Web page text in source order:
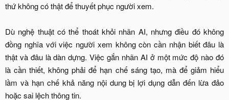
thứ không có thật để thuyết phục người xem.
Dù nghệ thuật có thể thoát khỏi nhãn AI, nhưng điều đó không
đồng nghĩa với việc người xem không còn cần nhận biết đâu là
thật và đâu là dàn dựng. Việc gắn nhãn AI ở một mức độ nào đó
là cần thiết, không phải để hạn chế sáng tạo, mà để giảm hiểu
lầm và hạn chế khả năng nội dung bị lợi dụng dẫn đến lừa đảo
hoặc sai lệch thông tin.​